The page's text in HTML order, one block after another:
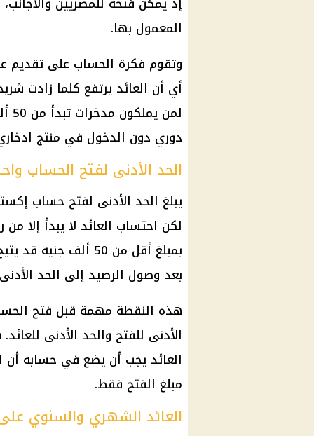
المعمول بها.
وتقوم فكرة الحساب على تقديم
أي أن العائد يرتفع كلما زادت
دوري دون الدخول في منتج
الحد الأدنى لفتح الحساب
يبلغ الحد الأدنى لفتح حساب
بمبلغ أقل من 50 ألف
بعد وصول الرصيد إلى الحد
هذه النقطة مهمة قبل فتح
الأدنى للفتح والحد الأدنى
مبلغ الفتح فقط.
العائد الشهري والسنوي